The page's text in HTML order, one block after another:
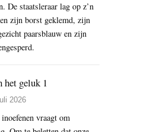
De staatsleraar lag op z’n
zijn borst geklemd, zijn
paarsblauw en zijn
het geluk 1
2026
vraagt om